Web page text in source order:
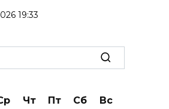
19:33
и пилон: в
области
Чт Пт Сб
Вс